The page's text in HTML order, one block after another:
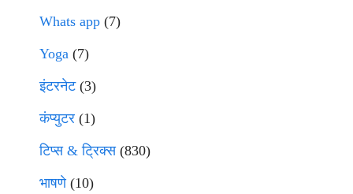
Whats app (7)
Yoga (7)
इंटरनेट(3)
कंप्युटर (1)
टिप्स & ट्रिक्स(830)
भाषणे(10)